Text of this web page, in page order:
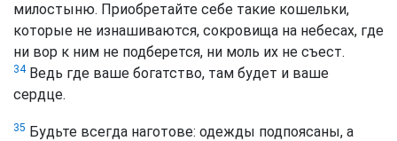
милостыню. Приобретайте себе такие кошельки,
которые не изнашиваются, сокровища на небесах, где
ни вор к ним не подберется, ни моль их не съест.
34Ведь где ваше богатство, там будет и ваше
сердце.
35 Будьте всегда наготове: одежды подпоясаны, а